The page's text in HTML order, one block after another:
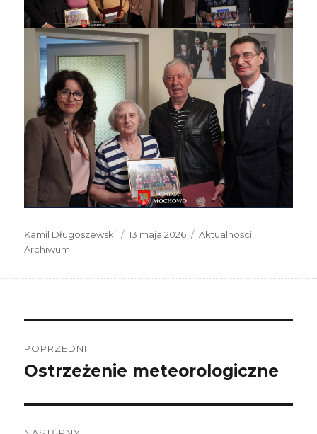
Autor
Kamil Długoszewski
Data
13 maja 2026 Kategorie
Aktualności
Archiwum
wpisu
POPRZEDNI
Poprzedni
Ostrzeżenie meteorologiczne